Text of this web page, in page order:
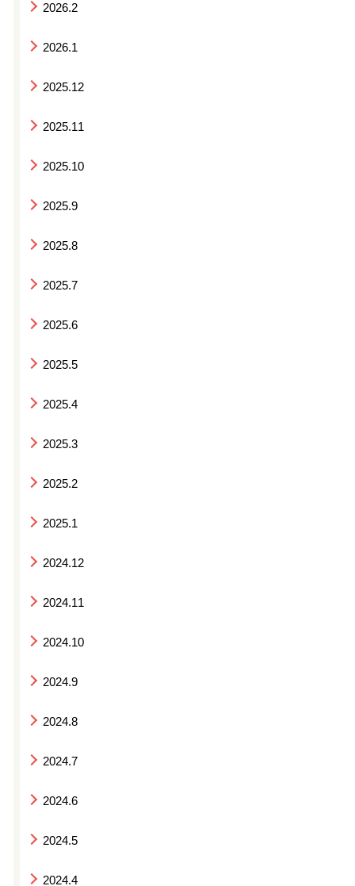
2026.2
2026.1
2025.12
2025.11
2025.10
2025.9
2025.8
2025.7
2025.6
2025.5
2025.4
2025.3
2025.2
2025.1
2024.12
2024.11
2024.10
2024.9
2024.8
2024.7
2024.6
2024.5
2024.4